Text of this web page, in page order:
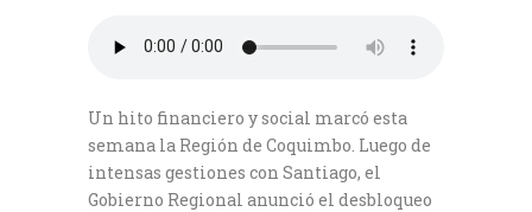
Un hito financiero y social marcó esta
semana la Región de Coquimbo. Luego de
intensas gestiones con Santiago, el
Gobierno Regional anunció el desbloqueo